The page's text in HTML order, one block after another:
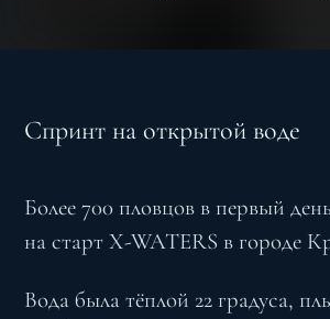
Спринт на открытой воде
Более 700 пловцов в первый
на старт X-WATERS в городе
Вода была тёплой 22 градуса,